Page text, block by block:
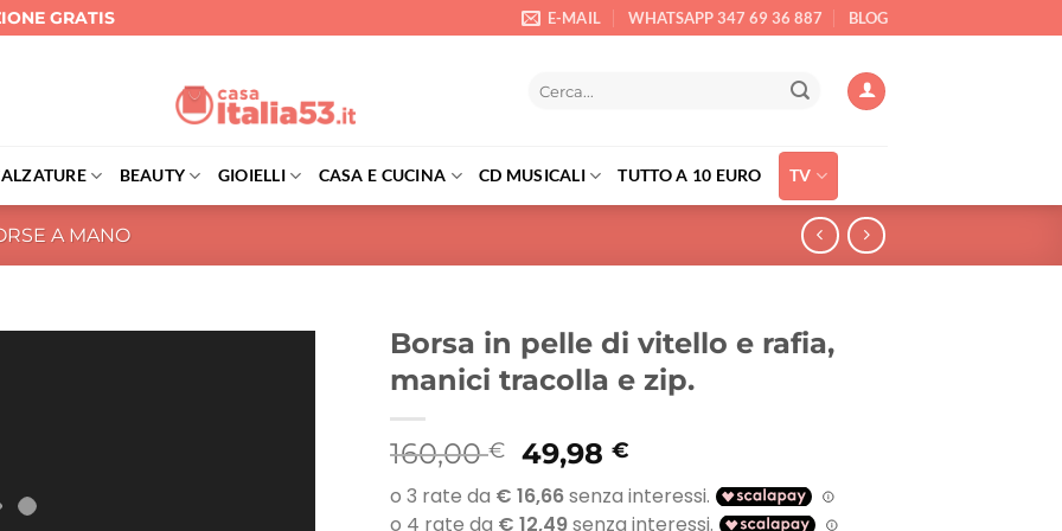
GRATIS E-MAIL WHATSAPP 347 69 36 887 BLOG
BEAUTY GIOIELLI CASA E CUCINA CD MUSICALI TUTTO A 10 EURO TV
A MANO
Borsa in pelle di vitello e rafia,
manici tracolla e zip.
160,00€
Il
prezzo
originale
49,98€
prezzo
attuale